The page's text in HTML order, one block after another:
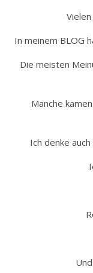
In meinem BLOG
Die meisten
Manche
Ich denke